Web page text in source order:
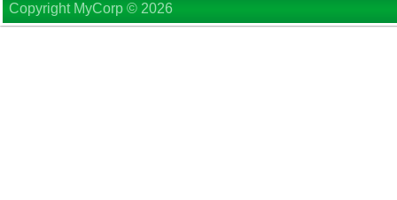
Copyright MyCorp © 2026